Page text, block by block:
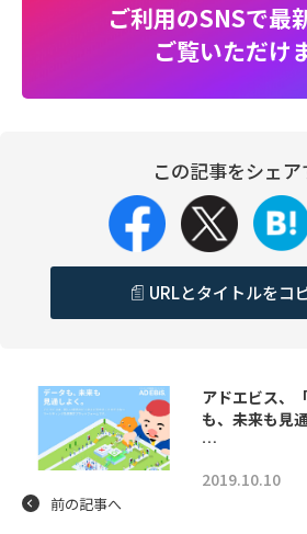
ご利用のSNSで最
ご覧いただけ
この記事をシェア
URLとタイトルをコ
アドエビス、
も、未来も見
…
2019.10.10
前の記事へ